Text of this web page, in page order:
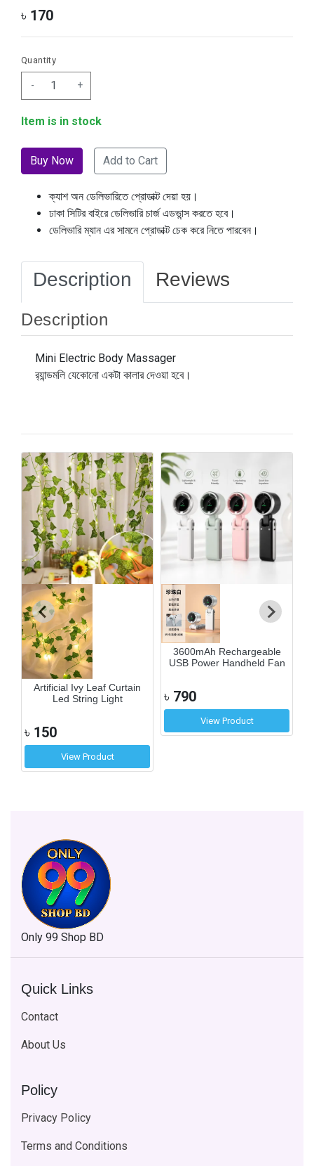
৳ 170
Quantity
- +
Item is in stock
Add to Cart
ক্যাশ অন ডেলিভারিতে প্রোডাক্ট দেয়া হয়।
ঢাকা সিটির বাইরে ডেলিভারি চার্জ এডভান্স করতে হবে।
ডেলিভারি ম্যান এর সামনে প্রোডাক্ট চেক করে নিতে পারবেন।
Description Reviews
Description
Mini Electric Body Massager
র‍্যান্ডমলি যেকোনো একটা কালার দেওয়া হবে।
Artificial Ivy Leaf Curtain
Led String Light
৳ 150
View Product
3600mAh Rechargeable
USB Power Handheld Fan
৳ 790
View Product
Only 99 Shop BD
Quick Links
Contact
About Us
Policy
Privacy Policy
Terms and Conditions